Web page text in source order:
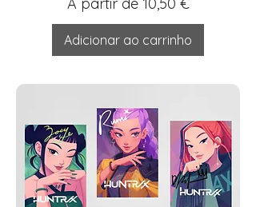
Adicionar ao carrinho